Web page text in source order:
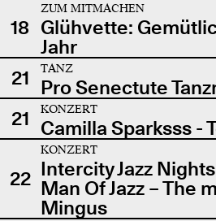
18
ZUM MITMACHEN
Glühvette:
Jahr
21
TANZ
Pro Senectute
21
KONZERT
Camilla Sparksss -
22
KONZERT
Intercity Jazz
Man Of Jazz – The
Mingus